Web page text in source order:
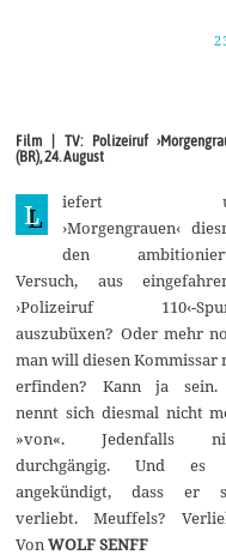
Film | TV: Polizeiruf
(BR), 24. August
L
iefert
›Morgengrauen‹
den
Versuch, aus
›Polizeiruf 110‹-
auszubüxen? Oder mehr
man will diesen Kommissar
erfinden? Kann ja
nennt sich diesmal nicht
»von«. Jedenfalls
durchgängig. Und es
angekündigt, dass er
verliebt. Meuffels?
VonWOLF SENFF